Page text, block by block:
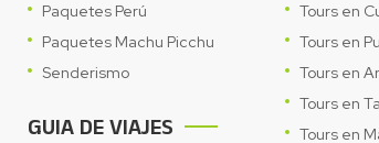
Paquetes Perú
Paquetes Machu Picchu
Senderismo
GUIA DE VIAJES
Tours en
Tours en
Tours en
Tours en
Tours en